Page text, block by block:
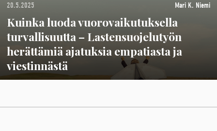
20.5.2025 Mari K. Niemi
Kuinka luoda vuorovaikutuksella
turvallisuutta – Lastensuojelutyön
herättämiä ajatuksia empatiasta ja
viestinnästä